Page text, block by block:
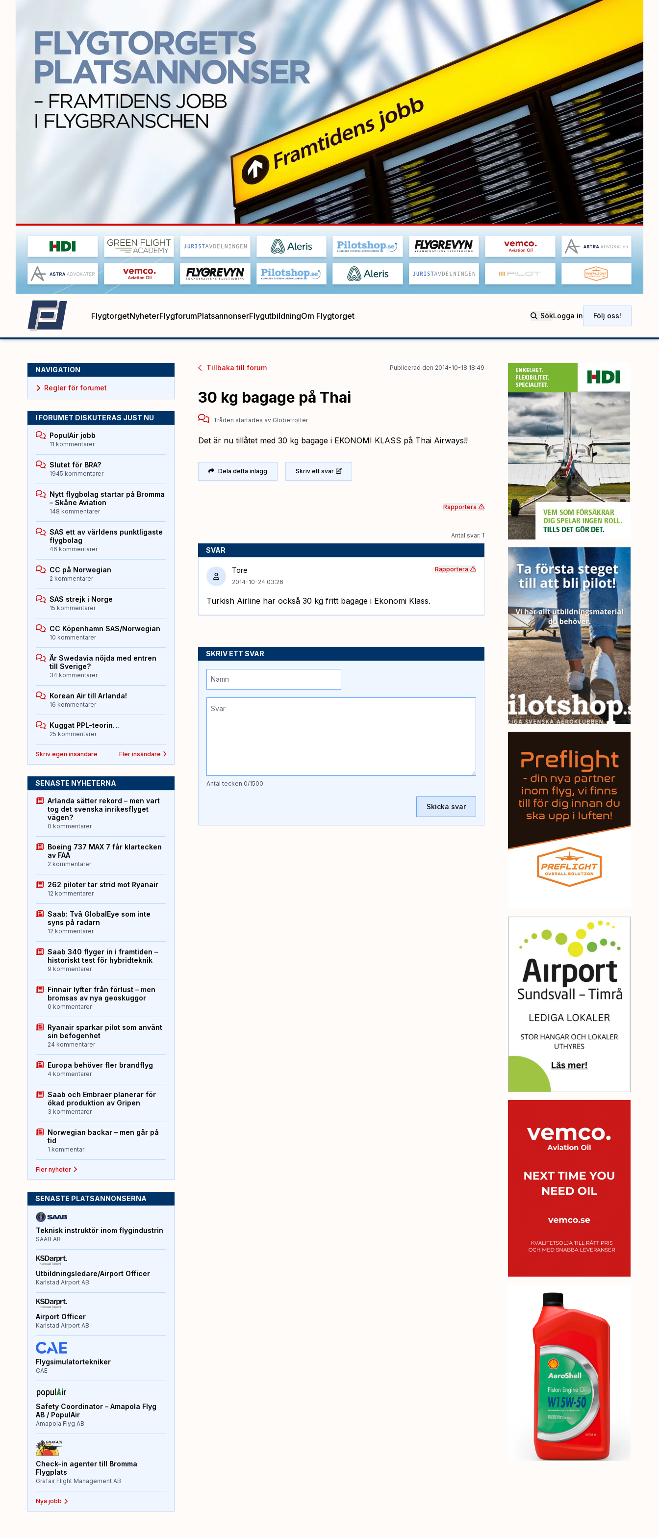
FlygtorgetNyheterFlygforumPlatsannonserFlygutbildningOm Flygtorget SökLogga in Följ oss!
Tillbaka till forum Publicerad den 2014-10-18 18:49
30 kg bagage på Thai
Tråden startades av Globetrotter
Det är nu tillåtet med 30 kg bagage i EKONOMI KLASS på Thai Airways!!
Dela detta inlägg Skriv ett svar
Rapportera
Antal svar: 1
SVAR
Tore
2014-10-24 03:26
Turkish Airline har också 30 kg fritt bagage i Ekonomi Klass.
Rapportera
SKRIV ETT SVAR
Antal tecken 0/1500
Skicka svar
NAVIGATION
Regler för forumet
I FORUMET DISKUTERAS JUST NU
PopulAir jobb
11 kommentarer
Slutet för BRA?
1945 kommentarer
Nytt flygbolag startar på Bromma
– Skåne Aviation
148 kommentarer
SAS ett av världens punktligaste
flygbolag
46 kommentarer
CC på Norwegian
2 kommentarer
SAS strejk i Norge
15 kommentarer
CC Köpenhamn SAS/Norwegian
10 kommentarer
Är Swedavia nöjda med entren
till Sverige?
34 kommentarer
Korean Air till Arlanda!
16 kommentarer
Kuggat PPL-teorin…
25 kommentarer
Skriv egen insändare Fler insändare
SENASTE NYHETERNA
Arlanda sätter rekord – men vart
tog det svenska inrikesflyget
vägen?
0 kommentarer
Boeing 737 MAX 7 får klartecken
av FAA
2 kommentarer
262 piloter tar strid mot Ryanair
12 kommentarer
Saab: Två GlobalEye som inte
syns på radarn
12 kommentarer
Saab 340 flyger in i framtiden –
historiskt test för hybridteknik
9 kommentarer
Finnair lyfter från förlust – men
bromsas av nya geoskuggor
0 kommentarer
Ryanair sparkar pilot som använt
sin befogenhet
24 kommentarer
Europa behöver fler brandflyg
4 kommentarer
Saab och Embraer planerar för
ökad produktion av Gripen
3 kommentarer
Norwegian backar – men går på
tid
1 kommentar
Fler nyheter
SENASTE PLATSANNONSERNA
Teknisk instruktör inom flygindustrin
SAAB AB
Utbildningsledare/Airport Officer
Karlstad Airport AB
Airport Officer
Karlstad Airport AB
Flygsimulatortekniker
CAE
Safety Coordinator – Amapola Flyg
AB / PopulAir
Amapola Flyg AB
Check-in agenter till Bromma
Flygplats
Grafair Flight Management AB
Nya jobb